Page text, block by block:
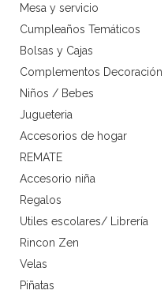
Mesa y servicio
Cumpleaños Temáticos
Bolsas y Cajas
Complementos Decoración
Niños / Bebes
Jugueteria
Accesorios de hogar
REMATE
Accesorio niña
Regalos
Utiles escolares/ Librería
Rincon Zen
Velas
Piñatas